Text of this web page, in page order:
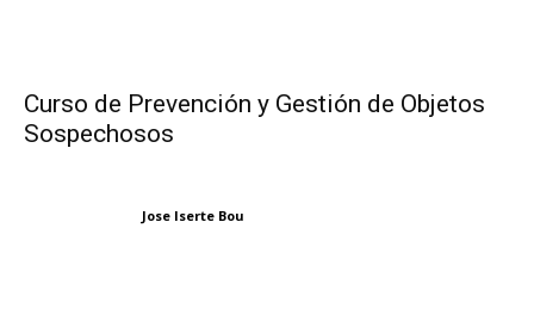
Curso de Prevención y Gestión de Objetos
Sospechosos
Jose Iserte Bou